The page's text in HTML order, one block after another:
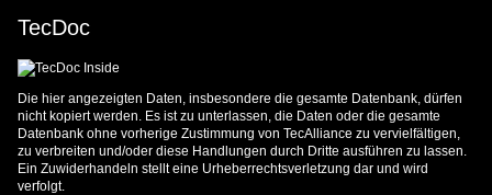
TecDoc
Die hier angezeigten Daten, insbesondere die gesamte Datenbank, dürfen
nicht kopiert werden. Es ist zu unterlassen, die Daten oder die gesamte
Datenbank ohne vorherige Zustimmung von TecAlliance zu vervielfältigen,
zu verbreiten und/oder diese Handlungen durch Dritte ausführen zu lassen.
Ein Zuwiderhandeln stellt eine Urheberrechtsverletzung dar und wird
verfolgt.